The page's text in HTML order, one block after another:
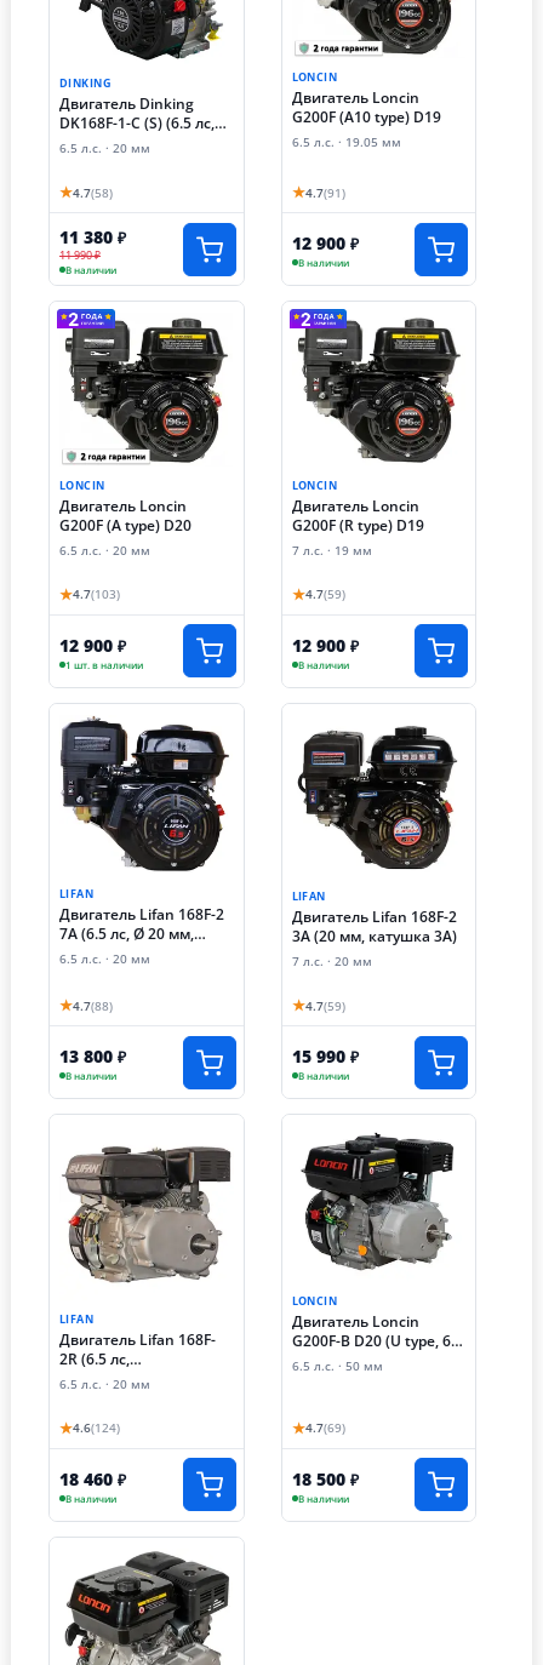
DINKING
Двигатель Dinking
DK168F-1-C (S) (6.5 лс,
20 мм)
6.5 л.с. · 20 мм
★4.7(58)
11 380 ₽
11 990 ₽
В наличии
LONCIN
Двигатель Loncin
G200F (A10 type) D19
6.5 л.с. · 19.05 мм
★4.7(91)
12 900 ₽
В наличии
LONCIN
Двигатель Loncin
G200F (A type) D20
6.5 л.с. · 20 мм
★4.7(103)
12 900 ₽
1 шт. в наличии
LONCIN
Двигатель Loncin
G200F (R type) D19
7 л.с. · 19 мм
★4.7(59)
12 900 ₽
В наличии
LIFAN
Двигатель Lifan 168F-2
7А (6.5 лс, Ø 20 мм,
катушка освещения
6.5 л.с. · 20 мм
★4.7(88)
13 800 ₽
В наличии
LIFAN
Двигатель Lifan 168F-2
3А (20 мм, катушка 3А)
7 л.с. · 20 мм
★4.7(59)
15 990 ₽
В наличии
LIFAN
Двигатель Lifan 168F-
2R (6.5 лс,
автоматическое
6.5 л.с. · 20 мм
★4.6(124)
18 460 ₽
В наличии
LONCIN
Двигатель Loncin
G200F-B D20 (U type, 6.5
лс, автоматическое
6.5 л.с. · 50 мм
★4.7(69)
18 500 ₽
В наличии